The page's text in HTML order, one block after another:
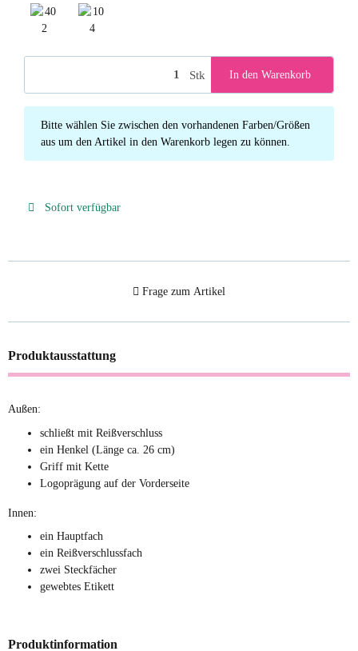
Stk In den Warenkorb
x
Bitte wählen Sie zwischen den vorhandenen Farben/Größen
aus um den Artikel in den Warenkorb legen zu können.
Sofort verfügbar
Frage zum Artikel
Produktausstattung
Außen:
schließt mit Reißverschluss
ein Henkel (Länge ca. 26 cm)
Griff mit Kette
Logoprägung auf der Vorderseite
Innen:
ein Hauptfach
ein Reißverschlussfach
zwei Steckfächer
gewebtes Etikett
Produktinformation